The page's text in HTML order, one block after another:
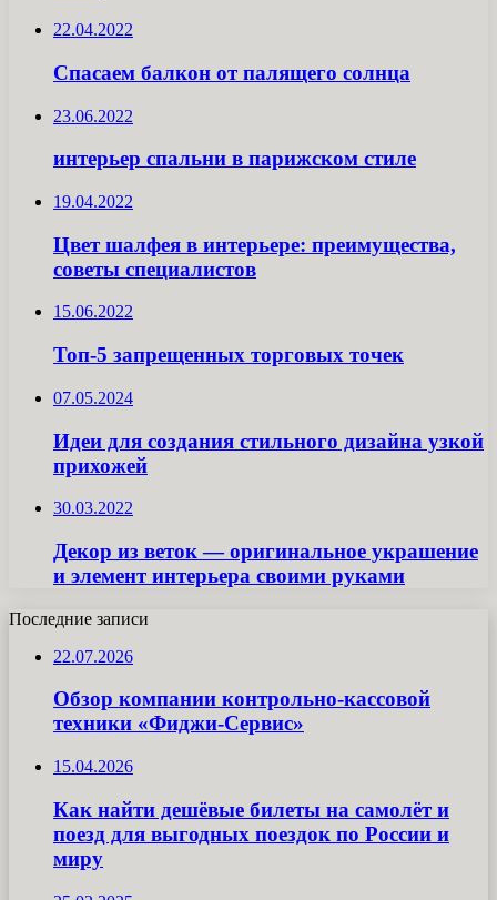
22.04.2022
Спасаем балкон от палящего солнца
23.06.2022
интерьер спальни в парижском стиле
19.04.2022
Цвет шалфея в интерьере: преимущества,
советы специалистов
15.06.2022
Топ-5 запрещенных торговых точек
07.05.2024
Идеи для создания стильного дизайна узкой
прихожей
30.03.2022
Декор из веток — оригинальное украшение
и элемент интерьера своими руками
Последние записи
22.07.2026
Обзор компании контрольно-кассовой
техники «Фиджи-Сервис»
15.04.2026
Как найти дешёвые билеты на самолёт и
поезд для выгодных поездок по России и
миру